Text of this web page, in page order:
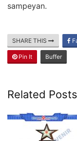
sampeyan.
SHARE THIS
Pin It Buffer
Related Posts